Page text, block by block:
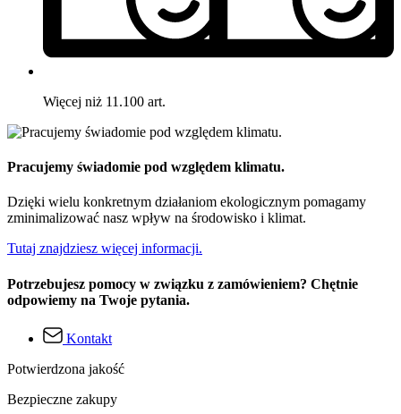
Więcej niż 11.100 art.
Pracujemy świadomie pod względem klimatu.
Dzięki wielu konkretnym działaniom ekologicznym pomagamy
zminimalizować nasz wpływ na środowisko i klimat.
Tutaj znajdziesz więcej informacji.
Potrzebujesz pomocy w związku z zamówieniem? Chętnie
odpowiemy na Twoje pytania.
Kontakt
Potwierdzona jakość
Bezpieczne zakupy